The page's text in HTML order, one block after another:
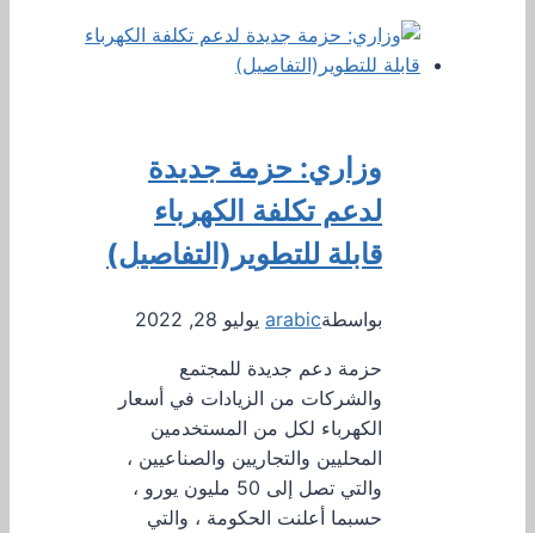
وزاري: حزمة جديدة
لدعم تكلفة الكهرباء
قابلة للتطوير(التفاصيل)
بواسطةarabic يوليو 28, 2022
حزمة دعم جديدة للمجتمع
والشركات من الزيادات في أسعار
الكهرباء لكل من المستخدمين
المحليين والتجاريين والصناعيين ،
والتي تصل إلى 50 مليون يورو ،
حسبما أعلنت الحكومة ، والتي